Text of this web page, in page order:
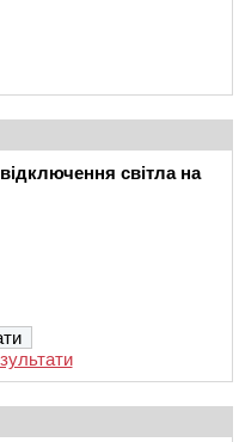
світла на